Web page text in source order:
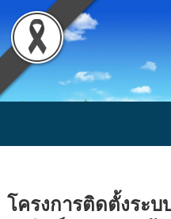
โครงการติดตั้งระ